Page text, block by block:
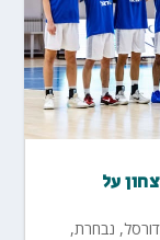
על
, נבחרת,